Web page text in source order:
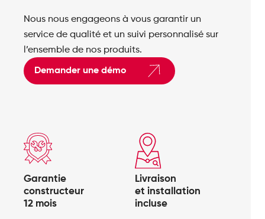
Nous nous engageons à vous garantir un
service de qualité et un suivi personnalisé sur
l’ensemble de nos produits.
Demander une démo
Garantie
constructeur
12 mois
Livraison
et installation
incluse